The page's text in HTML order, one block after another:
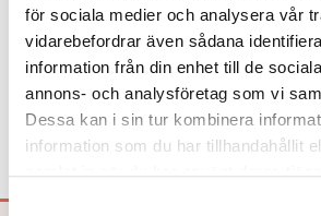
för sociala medier och analysera vår
vidarebefordrar även sådana
information från din enhet till de
annons- och analysföretag som vi
Dessa kan i sin tur kombinera
information som du har tillhandahållit
samlat in när du har använt deras
Samtyckesval
böcker hos Adlibris, Bokus eller
dockor? Dem köper du hos
Direktupphandling då? Jo, det kan